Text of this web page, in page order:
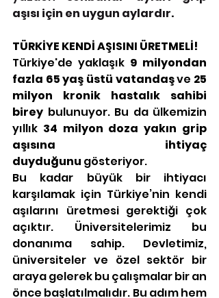
aşısı için en uygun aylardır.
TÜRKİYE KENDİ AŞISINI ÜRETMELİ!
Türkiye'de yaklaşık 9 milyondan
fazla 65 yaş üstü vatandaş ve 25
milyon kronik hastalık sahibi
birey bulunuyor. Bu da ülkemizin
yıllık 34 milyon doza yakın grip
aşısına ihtiyaç
duyduğunu gösteriyor.
Bu kadar büyük bir ihtiyacı
karşılamak için Türkiye’nin kendi
aşılarını üretmesi gerektiği çok
açıktır. Üniversitelerimiz bu
donanıma sahip. Devletimiz,
üniversiteler ve özel sektör bir
araya gelerek bu çalışmalar bir an
önce başlatılmalıdır. Bu adım hem